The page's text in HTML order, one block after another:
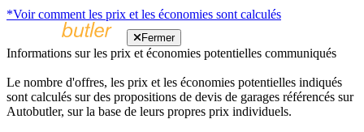
*Voir comment les prix et les économies sont calculés
Fermer
Informations sur les prix et économies potentielles communiqués
Le nombre d'offres, les prix et les économies potentielles indiqués
sont calculés sur des propositions de devis de garages référencés sur
Autobutler, sur la base de leurs propres prix individuels.